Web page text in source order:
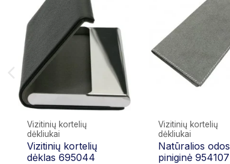
Vizitinių kortelių
dėkliukai
Vizitinių kortelių
dėklas 695044
Vizitinių kortelių
dėkliukai
Natūralios odos
piniginė 954107